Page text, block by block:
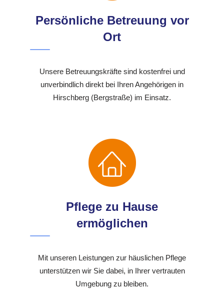
Persönliche Betreuung vor
Ort
Unsere Betreuungskräfte sind kostenfrei und
unverbindlich direkt bei Ihren Angehörigen in
Hirschberg (Bergstraße) im Einsatz.
Pflege zu Hause
ermöglichen
Mit unseren Leistungen zur häuslichen Pflege
unterstützen wir Sie dabei, in Ihrer vertrauten
Umgebung zu bleiben.